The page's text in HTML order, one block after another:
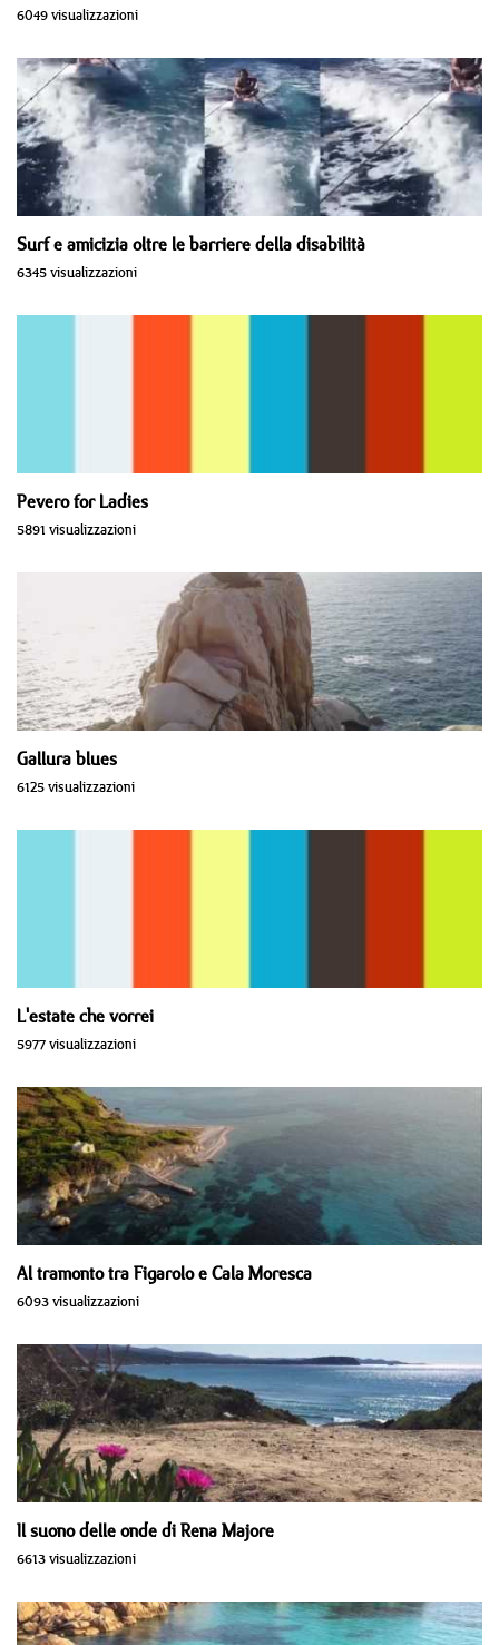
6049 visualizzazioni
Surf e amicizia oltre le barriere della disabilità
6345 visualizzazioni
Pevero for Ladies
5891 visualizzazioni
Gallura blues
6125 visualizzazioni
L'estate che vorrei
5977 visualizzazioni
Al tramonto tra Figarolo e Cala Moresca
6093 visualizzazioni
Il suono delle onde di Rena Majore
6613 visualizzazioni